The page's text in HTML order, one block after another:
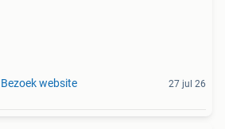
Bezoek website 27 jul 26